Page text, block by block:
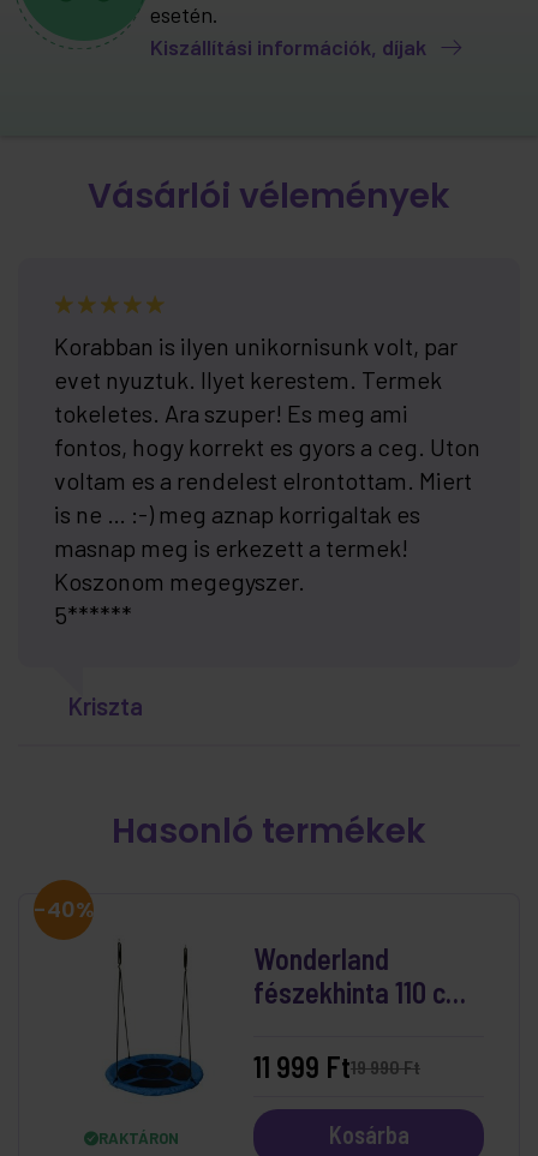
esetén.
Kiszállítási információk, díjak
Vásárlói vélemények
Korabban is ilyen unikornisunk volt, par
evet nyuztuk. Ilyet kerestem. Termek
tokeletes. Ara szuper! Es meg ami
fontos, hogy korrekt es gyors a ceg. Uton
voltam es a rendelest elrontottam. Miert
is ne … :-) meg aznap korrigaltak es
masnap meg is erkezett a termek!
Koszonom megegyszer.
5******
Kriszta
Hasonló termékek
-40%
RAKTÁRON
Wonderland
fészekhinta 110 cm
19 990 Ft
11 999 Ft
Kosárba